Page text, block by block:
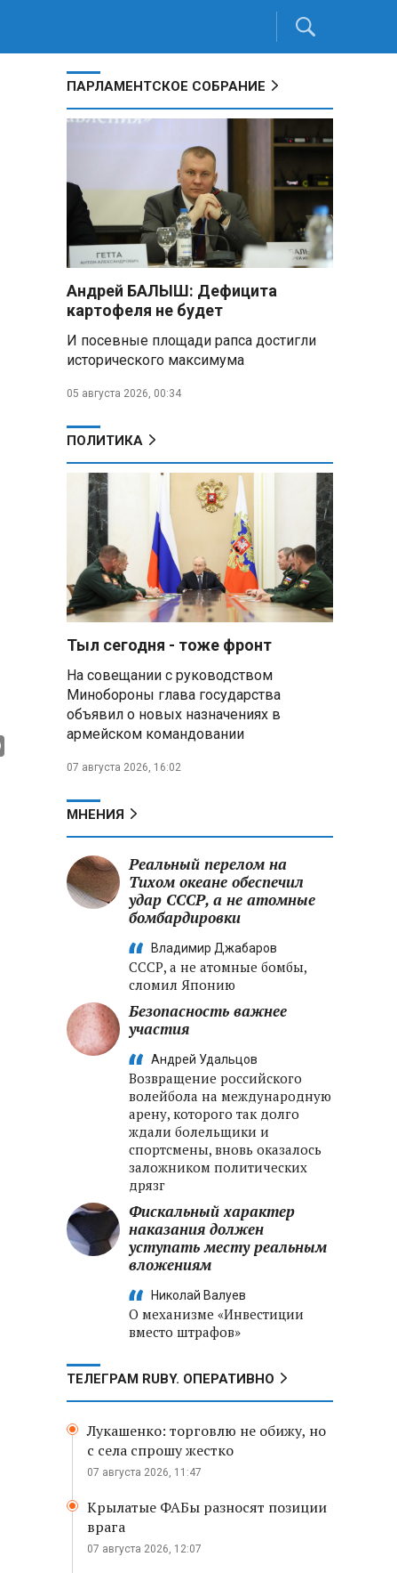
ПАРЛАМЕНТСКОЕ СОБРАНИЕ
Андрей БАЛЫШ: Дефицита
картофеля не будет
И посевные площади рапса достигли
исторического максимума
05 августа 2026, 00:34
ПОЛИТИКА
Тыл сегодня - тоже фронт
На совещании с руководством
Минобороны глава государства
объявил о новых назначениях в
армейском командовании
07 августа 2026, 16:02
МНЕНИЯ
Реальный перелом на
Тихом океане обеспечил
удар СССР, а не атомные
бомбардировки
Владимир Джабаров
СССР, а не атомные бомбы,
сломил Японию
Безопасность важнее
участия
Андрей Удальцов
Возвращение российского
волейбола на международную
арену, которого так долго
ждали болельщики и
спортсмены, вновь оказалось
заложником политических
дрязг
Фискальный характер
наказания должен
уступать месту реальным
вложениям
Николай Валуев
О механизме «Инвестиции
вместо штрафов»
ТЕЛЕГРАМ RUBY. ОПЕРАТИВНО
Лукашенко: торговлю не обижу, но
с села спрошу жестко
07 августа 2026, 11:47
Крылатые ФАБы разносят позиции
врага
07 августа 2026, 12:07